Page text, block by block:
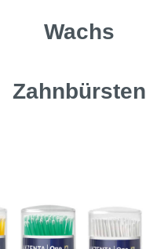
Wachs
Zahnbürsten